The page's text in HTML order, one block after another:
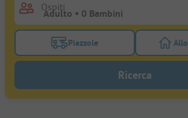
Ospiti
Attivare il filtro piazzole per
Piazzole
Ricerca